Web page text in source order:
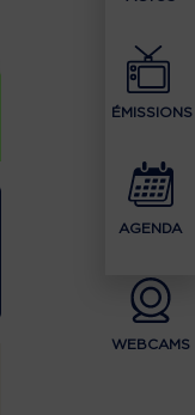
ÉMISSIONS
AGENDA
WEBCAMS